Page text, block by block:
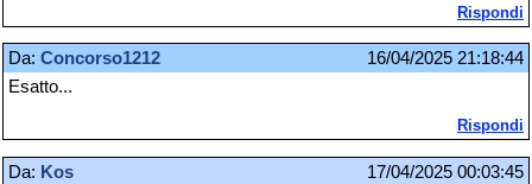
Rispondi
Da: Concorso1212
16/04/2025 21:18:44
Esatto...
Rispondi
Da: Kos
17/04/2025 00:03:45